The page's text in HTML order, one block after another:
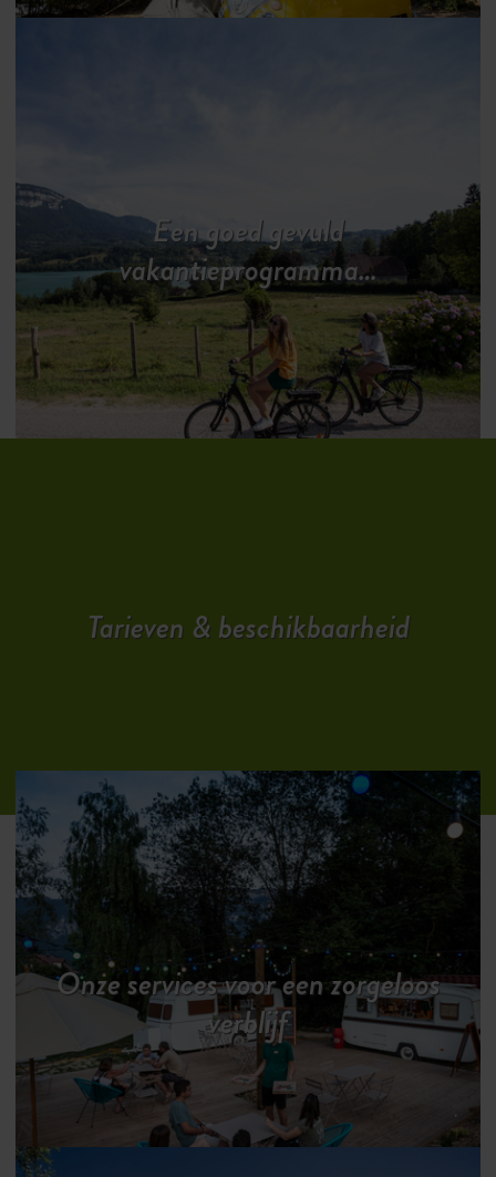
Een goed gevuld
vakantieprogramma…
Tarieven & beschikbaarheid
Onze services voor een zorgeloos
verblijf